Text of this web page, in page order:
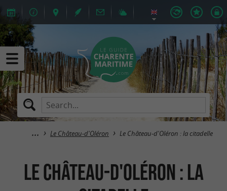
Le Château-d'Oléron Le Château-d'Oléron : la citadelle
Le Château-d'Oléron : la